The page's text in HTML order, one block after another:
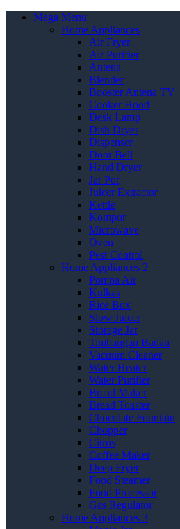
Mega Menu
Home Appliances
Air Fryer
Air Purifier
Antena
Blender
Booster Antena TV
Cooker Hood
Desk Lamp
Dish Dryer
Dispenser
Door Bell
Hand Dryer
Jar Pot
Juicer Extractor
Kettle
Kompor
Microwave
Oven
Pest Control
Home Appliances 2
Pompa Air
Kulkas
Rice Box
Slow Juicer
Storage Jar
Timbangan Badan
Vacuum Cleaner
Water Heater
Water Purifier
Bread Maker
Bread Toaster
Chocolate Fountain
Chopper
Citrus
Coffee Maker
Deep Fryer
Food Steamer
Food Processor
Gas Regulator
Home Appliances 3